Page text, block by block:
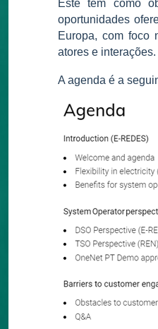
Este tem como
oportunidades
Europa, com foco
atores e interações.
A agenda é a